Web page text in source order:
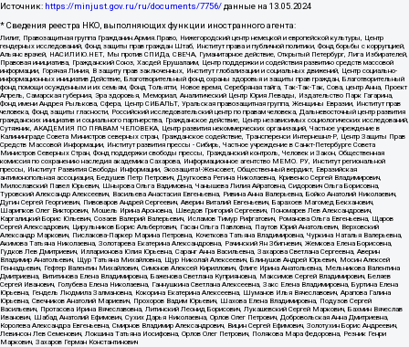
Источник: https://minjust.gov.ru/ru/documents/7756/данные на 13.05.2024
* Сведения реестра НКО, выполняющих функции иностранного агента:
Лилит, Правозащитная группа Гражданин.Армия.Право, Нижегородский центр немецкой и европейской культуры, Центр
гендерных исследований, Фонд защиты прав граждан Штаб, Институт права и публичной политики, Фонд борьбы с коррупцией,
Альянс врачей, НАСИЛИЮ.НЕТ, Мы против СПИДа, СВЕЧА, Гуманитарное действие, Открытый Петербург, Лига Избирателей,
Правовая инициатива, Гражданский Союз, Хасдей Ерушалаим, Центр поддержки и содействия развитию средств массовой
информации, Горячая Линия, В защиту прав заключенных, Институт глобализации и социальных движений, Центр социально-
информационных инициатив Действие, Благотворительный фонд охраны здоровья и защиты прав граждан, Благотворительный
фонд помощи осужденным и их семьям, Фонд Тольятти, Новое время, Серебряная тайга, Так-Так-Так, Сова, центр Анна, Проект
Апрель, Самарская губерния, Эра здоровья, Мемориал, Аналитический Центр Юрия Левады, Издательство Парк Гагарина,
Фонд имени Андрея Рылькова, Сфера, Центр СИБАЛЬТ, Уральская правозащитная группа, Женщины Евразии, Институт прав
человека, Фонд защиты гласности, Российский исследовательский центр по правам человека, Дальневосточный центр развития
гражданских инициатив и социального партнерства, Гражданское действие, Центр независимых социологических исследований,
Сутяжник, АКАДЕМИЯ ПО ПРАВАМ ЧЕЛОВЕКА, Центр развития некоммерческих организаций, Частное учреждение в
Калининграде Совета Министров северных стран, Гражданское содействие, Трансперенси Интернешнл-Р, Центр Защиты Прав
Средств Массовой Информации, Институт развития прессы - Сибирь, Частное учреждение в Санкт-Петербурге Совета
Министров Северных Стран, Фонд поддержки свободы прессы, Гражданский контроль, Человек и Закон, Общественная
комиссия по сохранению наследия академика Сахарова, Информационное агентство МЕМО. РУ, Институт региональной
прессы, Институт Развития Свободы Информации, Экозащита!-Женсовет, Общественный вердикт, Евразийская
антимонопольная ассоциация, Бедушев Петр Петрович, Дзугкоева Регина Николаевна, Кривенко Сергей Владимирович,
Милославский Павел Юрьевич, Шнырова Ольга Вадимовна, Чанышева Лилия Айратовна, Сидорович Ольга Борисовна,
Туровский Александр Алексеевич, Васильева Анастасия Евгеньевна, Ривина Анна Валерьевна, Бойко Анатолий Николаевич,
Дугин Сергей Георгиевич, Пивоваров Андрей Сергеевич, Аверин Виталий Евгеньевич, Барахоев Магомед Бекханович,
Шарипков Олег Викторович, Мошель Ирина Ароновна, Шведов Григорий Сергеевич, Пономарев Лев Александрович,
Каргалицкий Борис Юльевич, Созаев Валерий Валерьевич, Исламов Тимур Рифгатович, Романова Ольга Евгеньевна, Щаров
Сергей Алексадрович, Цирульников Борис Альбертович, Гасан Ольга Павловна, Паутов Юрий Анатольевич, Верховский
Александр Маркович, Пислакова-Паркер Марина Петровна, Кочеткова Татьяна Владимировна, Чуркина Наталья Валерьевна,
Акимова Татьяна Николаевна, Золотарева Екатерина Александровна, Рачинский Ян Збигневич, Жемкова Елена Борисовна,
Гудков Лев Дмитриевич, Илларионова Юлия Юрьевна, Саранг Анна Васильевна, Захарова Светлана Сергеевна, Аверин
Владимир Анатольевич, Щур Татьяна Михайловна, Щур Николай Алексеевич, Блинушов Андрей Юрьевич, Мосин Алексей
Геннадьевич, Гефтер Валентин Михайлович, Симонов Алексей Кириллович, Флиге Ирина Анатольевна, Мельникова Валентина
Дмитриевна, Вититинова Елена Владимировна, Баженова Светлана Куприяновна, Максимов Сергей Владимирович, Беляев
Сергей Иванович, Голубева Елена Николаевна, Ганнушкина Светлана Алексеевна, Закс Елена Владимировна, Буртина Елена
Юрьевна, Гендель Людмила Залмановна, Кокорина Екатерина Алексеевна, Шуманов Илья Вячеславович, Арапова Галина
Юрьевна, Свечников Анатолий Мариевич, Прохоров Вадим Юрьевич, Шахова Елена Владимировна, Подузов Сергей
Васильевич, Протасова Ирина Вячеславовна, Литинский Леонид Борисович, Лукашевский Сергей Маркович, Бахмин Вячеслав
Иванович, Шабад Анатолий Ефимович, Сухих Дарья Николаевна, Орлов Олег Петрович, Добровольская Анна Дмитриевна,
Королева Александра Евгеньевна, Смирнов Владимир Александрович, Вицин Сергей Ефимович, Золотухин Борис Андреевич,
Левинсон Лев Семенович, Локшина Татьяна Иосифовна, Орлов Олег Петрович, Полякова Мара Федоровна, Резник Генри
Маркович, Захаров Герман Константинович